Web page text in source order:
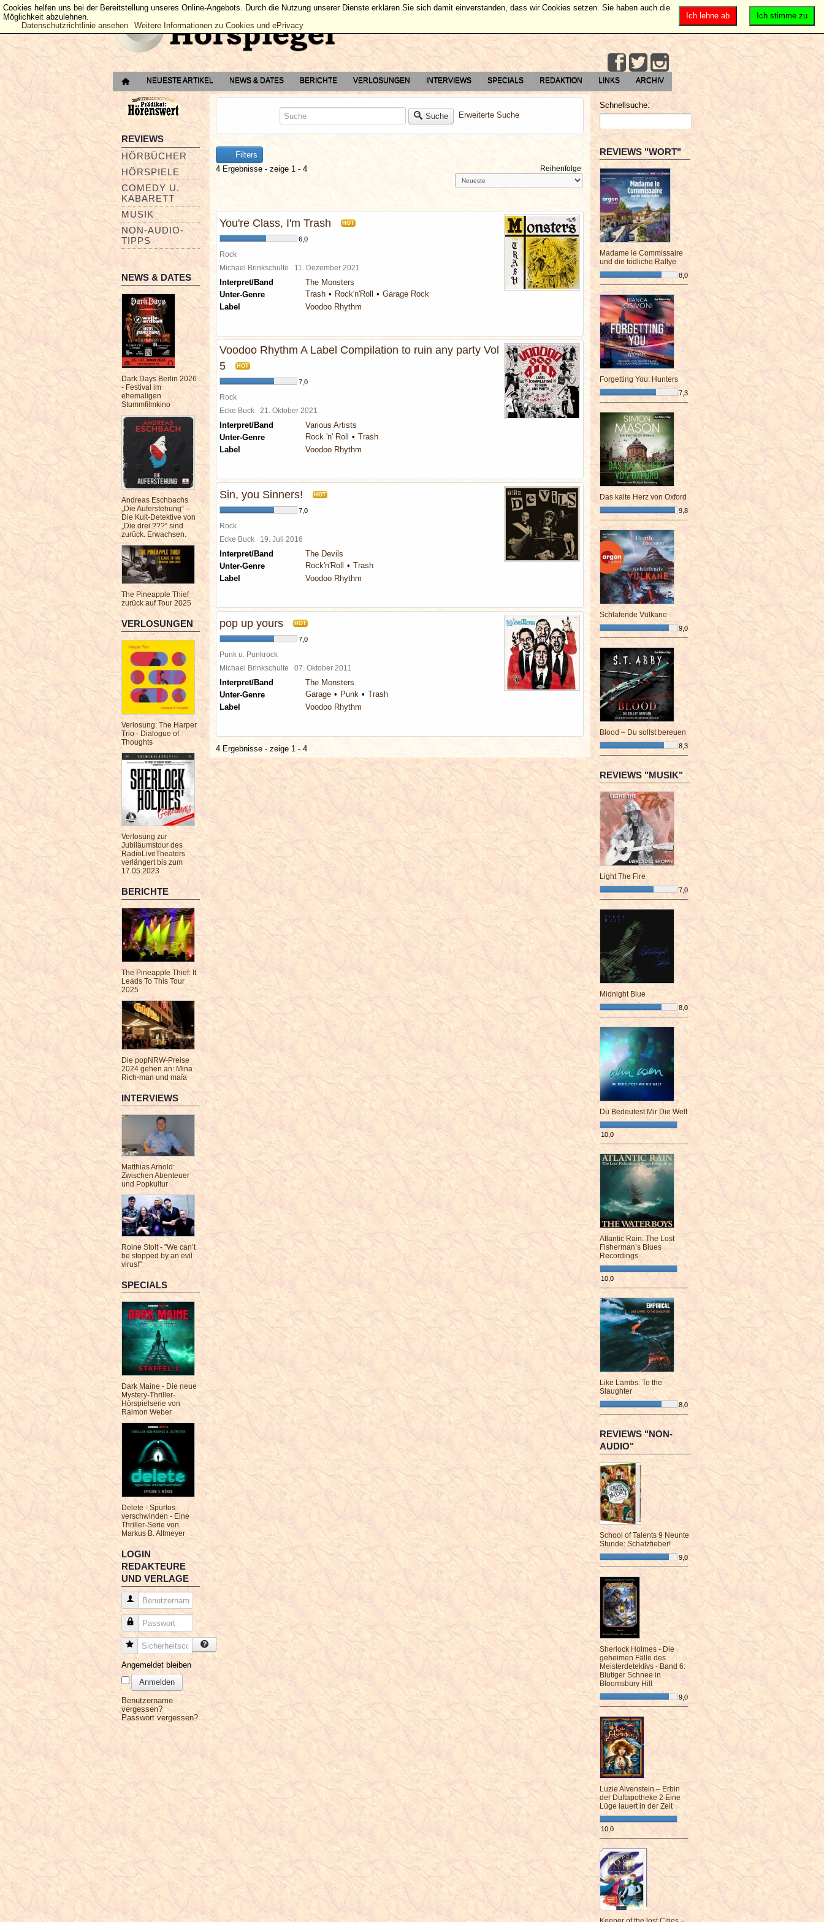
NEUESTE ARTIKEL NEWS & DATES BERICHTE VERLOSUNGEN INTERVIEWS SPECIALS REDAKTION LINKS ARCHIV
REVIEWS
HÖRBÜCHER
HÖRSPIELE
COMEDY U.
KABARETT
MUSIK
NON-AUDIO-
TIPPS
NEWS & DATES
Dark Days Berlin 2026
- Festival im
ehemaligen
Stummfilmkino
Andreas Eschbachs
„Die Auferstehung“ –
Die Kult-Detektive von
„Die drei ???“ sind
zurück. Erwachsen.
The Pineapple Thief
zurück auf Tour 2025
VERLOSUNGEN
Verlosung: The Harper
Trio - Dialogue of
Thoughts
Verlosung zur
Jubiläumstour des
RadioLiveTheaters
verlängert bis zum
17.05.2023
BERICHTE
The Pineapple Thief: It
Leads To This Tour
2025
Die popNRW-Preise
2024 gehen an: Mina
Rich-man und maïa
INTERVIEWS
Matthias Arnold:
Zwischen Abenteuer
und Popkultur
Roine Stolt - "We can’t
be stopped by an evil
virus!"
SPECIALS
Dark Maine - Die neue
Mystery-Thriller-
Hörspielserie von
Raimon Weber
Delete - Spurlos
verschwinden - Eine
Thriller-Serie von
Markus B. Altmeyer
LOGIN
REDAKTEURE
UND VERLAGE
Benutzername
Passwort
Sicherheitscode
Angemeldet bleiben
Anmelden
Benutzername
vergessen?
Passwort vergessen?
Suche Erweiterte Suche
Filters
4 Ergebnisse - zeige 1 - 4
Reihenfolge
You're Class, I'm Trash HOT
6,0
Rock
Michael Brinkschulte 11. Dezember 2021
Interpret/Band
The Monsters
Unter-Genre
Trash Rock'n'Roll
Garage Rock
Label
Voodoo Rhythm
Voodoo Rhythm A Label Compilation to ruin any party Vol
5
HOT
7,0
Rock
Ecke Buck 21. Oktober 2021
Interpret/Band
Various Artists
Unter-Genre
Rock 'n' Roll
Trash
Label
Voodoo Rhythm
Sin, you Sinners! HOT
7,0
Rock
Ecke Buck 19. Juli 2016
Interpret/Band
The Devils
Unter-Genre
Rock'n'Roll
Trash
Label
Voodoo Rhythm
pop up yours HOT
7,0
Punk u. Punkrock
Michael Brinkschulte 07. Oktober 2011
Interpret/Band
The Monsters
Unter-Genre
Garage Punk
Trash
Label
Voodoo Rhythm
4 Ergebnisse - zeige 1 - 4
Schnellsuche:
REVIEWS "WORT"
Madame le Commissaire
und die tödliche Rallye
8,0
¯¯¯¯¯¯¯¯¯¯¯¯¯¯¯¯¯¯¯¯¯¯¯¯
Forgetting You: Hunters
7,3
¯¯¯¯¯¯¯¯¯¯¯¯¯¯¯¯¯¯¯¯¯¯¯¯
Das kalte Herz von Oxford
9,8
¯¯¯¯¯¯¯¯¯¯¯¯¯¯¯¯¯¯¯¯¯¯¯¯
Schlafende Vulkane
9,0
¯¯¯¯¯¯¯¯¯¯¯¯¯¯¯¯¯¯¯¯¯¯¯¯
Blood – Du sollst bereuen
8,3
¯¯¯¯¯¯¯¯¯¯¯¯¯¯¯¯¯¯¯¯¯¯¯¯
REVIEWS "MUSIK"
Light The Fire
7,0
¯¯¯¯¯¯¯¯¯¯¯¯¯¯¯¯¯¯¯¯¯¯¯¯
Midnight Blue
8,0
¯¯¯¯¯¯¯¯¯¯¯¯¯¯¯¯¯¯¯¯¯¯¯¯
Du Bedeutest Mir Die Welt
10,0
¯¯¯¯¯¯¯¯¯¯¯¯¯¯¯¯¯¯¯¯¯¯¯¯
Atlantic Rain: The Lost
Fisherman’s Blues
Recordings
10,0
¯¯¯¯¯¯¯¯¯¯¯¯¯¯¯¯¯¯¯¯¯¯¯¯
Like Lambs: To the
Slaughter
8,0
¯¯¯¯¯¯¯¯¯¯¯¯¯¯¯¯¯¯¯¯¯¯¯¯
REVIEWS "NON-
AUDIO"
School of Talents 9 Neunte
Stunde: Schatzfieber!
9,0
¯¯¯¯¯¯¯¯¯¯¯¯¯¯¯¯¯¯¯¯¯¯¯¯
Sherlock Holmes - Die
geheimen Fälle des
Meisterdetektivs - Band 6:
Blutiger Schnee in
Bloomsbury Hill
9,0
¯¯¯¯¯¯¯¯¯¯¯¯¯¯¯¯¯¯¯¯¯¯¯¯
Luzie Alvenstein – Erbin
der Duftapotheke 2 Eine
Lüge lauert in der Zeit
10,0
¯¯¯¯¯¯¯¯¯¯¯¯¯¯¯¯¯¯¯¯¯¯¯¯
Ich stimme zu
Ich lehne ab
Cookies helfen uns bei der Bereitstellung unseres Online-Angebots. Durch die Nutzung unserer Dienste erklären Sie sich damit einverstanden, dass wir Cookies setzen. Sie haben auch die
Möglichkeit abzulehnen.
Datenschutzrichtlinie ansehen
Weitere Informationen zu Cookies und ePrivacy